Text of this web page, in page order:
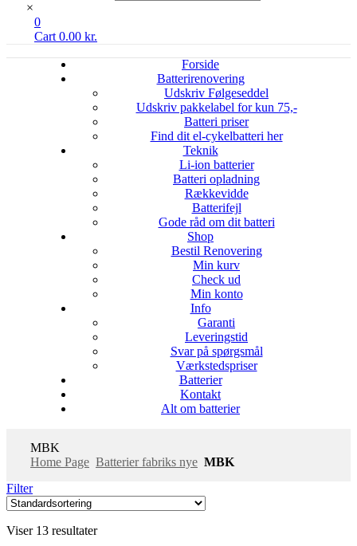
×
0
Cart 0.00 kr.
Forside
Batterirenovering
Udskriv Følgeseddel
Udskriv pakkelabel for kun 75,-
Batteri priser
Find dit el-cykelbatteri her
Teknik
Li-ion batterier
Batteri opladning
Rækkevidde
Batterifejl
Gode råd om dit batteri
Shop
Bestil Renovering
Min kurv
Check ud
Min konto
Info
Garanti
Leveringstid
Svar på spørgsmål
Værkstedspriser
Batterier
Kontakt
Alt om batterier
MBK
Home Page Batterier fabriks nye MBK
Filter
Viser 13 resultater